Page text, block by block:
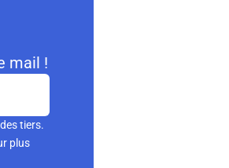
mail !
tiers.
plus